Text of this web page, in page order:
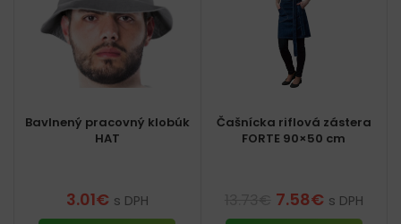
Bavlnený pracovný klobúk
HAT
3.01€ s DPH
Čašnícka riflová zástera
FORTE 90×50 cm
7.58€ s DPH